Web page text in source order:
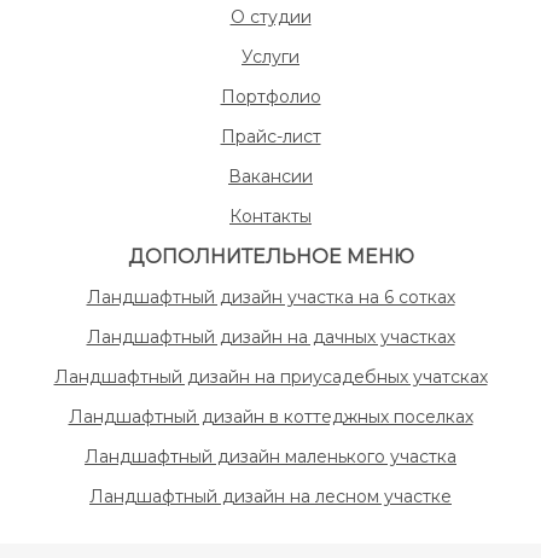
О студии
Услуги
Портфолио
Прайс-лист
Вакансии
Контакты
ДОПОЛНИТЕЛЬНОЕ МЕНЮ
Ландшафтный дизайн участка на 6 сотках
Ландшафтный дизайн на дачных участках
Ландшафтный дизайн на приусадебных учатсках
Ландшафтный дизайн в коттеджных поселках
Ландшафтный дизайн маленького участка
Ландшафтный дизайн на лесном участке